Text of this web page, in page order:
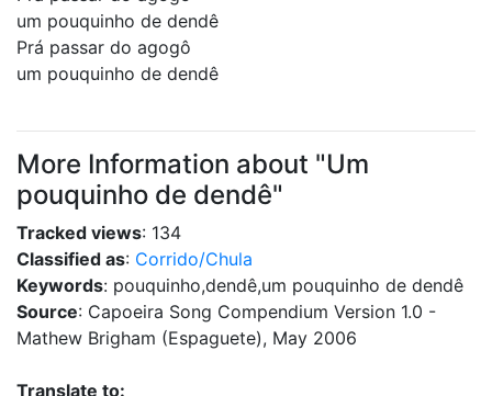
um pouquinho de dendê
Prá passar do agogô
um pouquinho de dendê
More Information about "Um
pouquinho de dendê"
Tracked views: 134
Classified as: Corrido/Chula
Keywords: pouquinho,dendê,um pouquinho de dendê
Source: Capoeira Song Compendium Version 1.0 -
Mathew Brigham (Espaguete), May 2006
Translate to: